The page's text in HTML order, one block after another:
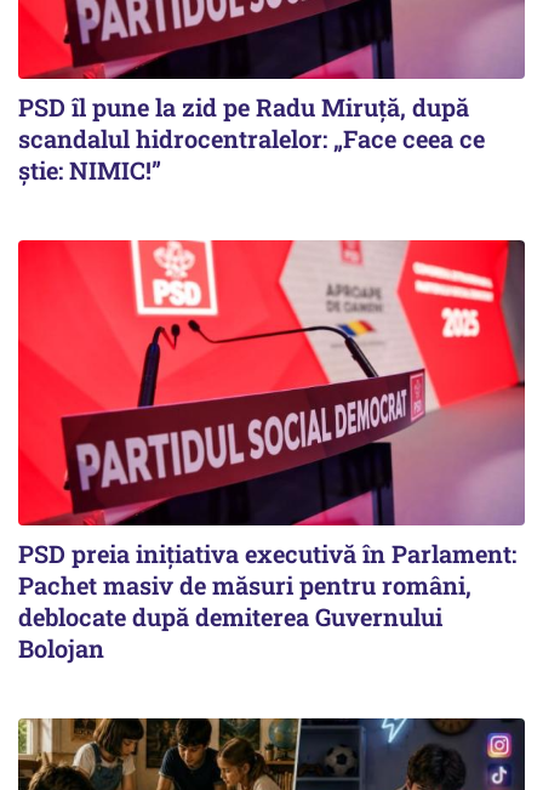
PSD îl pune la zid pe Radu Miruță, după
scandalul hidrocentralelor: „Face ceea ce
știe: NIMIC!”
PSD preia inițiativa executivă în Parlament:
Pachet masiv de măsuri pentru români,
deblocate după demiterea Guvernului
Bolojan